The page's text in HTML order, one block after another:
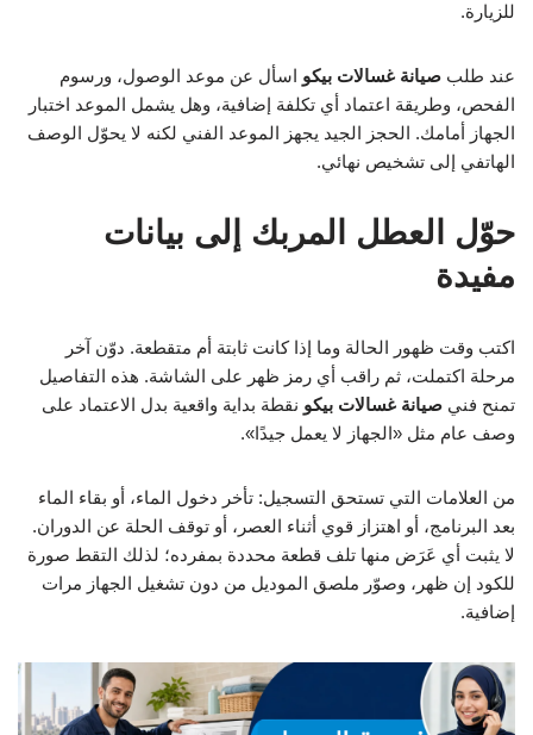
للزيارة.
عند طلب صيانة غسالات بيكو اسأل عن موعد الوصول، ورسوم
الفحص، وطريقة اعتماد أي تكلفة إضافية، وهل يشمل الموعد اختبار
الجهاز أمامك. الحجز الجيد يجهز الموعد الفني لكنه لا يحوّل الوصف
الهاتفي إلى تشخيص نهائي.
حوّل العطل المربك إلى بيانات
مفيدة
اكتب وقت ظهور الحالة وما إذا كانت ثابتة أم متقطعة. دوّن آخر
مرحلة اكتملت، ثم راقب أي رمز ظهر على الشاشة. هذه التفاصيل
تمنح فني صيانة غسالات بيكو نقطة بداية واقعية بدل الاعتماد على
وصف عام مثل «الجهاز لا يعمل جيدًا».
من العلامات التي تستحق التسجيل: تأخر دخول الماء، أو بقاء الماء
بعد البرنامج، أو اهتزاز قوي أثناء العصر، أو توقف الحلة عن الدوران.
لا يثبت أي عَرَض منها تلف قطعة محددة بمفرده؛ لذلك التقط صورة
للكود إن ظهر، وصوّر ملصق الموديل من دون تشغيل الجهاز مرات
إضافية.